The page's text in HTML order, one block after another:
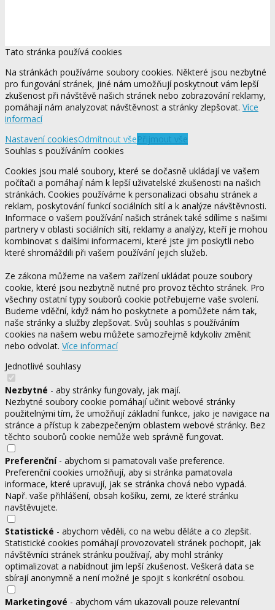
Tato stránka používá cookies
Na stránkách používáme soubory cookies. Některé jsou nezbytné
pro fungování stránek, jiné nám umožňují poskytnout vám lepší
zkušenost při návštěvě našich stránek nebo zobrazování reklamy,
pomáhají nám analyzovat návštěvnost a stránky zlepšovat. Více
informací
Nastavení cookiesOdmítnout všePřijmout vše
Souhlas s používáním cookies
Cookies jsou malé soubory, které se dočasně ukládají ve vašem
počítači a pomáhají nám k lepší uživatelské zkušenosti na našich
stránkách. Cookies používáme k personalizaci obsahu stránek a
reklam, poskytování funkcí sociálních sítí a k analýze návštěvnosti.
Informace o vašem používání našich stránek také sdílíme s našimi
partnery v oblasti sociálních sítí, reklamy a analýzy, kteří je mohou
kombinovat s dalšími informacemi, které jste jim poskytli nebo
které shromáždili při vašem používání jejich služeb.
Ze zákona můžeme na vašem zařízení ukládat pouze soubory
cookie, které jsou nezbytně nutné pro provoz těchto stránek. Pro
všechny ostatní typy souborů cookie potřebujeme vaše svolení.
Budeme vděční, když nám ho poskytnete a pomůžete nám tak,
naše stránky a služby zlepšovat. Svůj souhlas s používáním
cookies na našem webu můžete samozřejmě kdykoliv změnit
nebo odvolat. Více informací
Jednotlivé souhlasy
Nezbytné - aby stránky fungovaly, jak mají.
Nezbytné soubory cookie pomáhají učinit webové stránky
použitelnými tím, že umožňují základní funkce, jako je navigace na
stránce a přístup k zabezpečeným oblastem webové stránky. Bez
těchto souborů cookie nemůže web správně fungovat.
Preferenční- abychom si pamatovali vaše preference.
Preferenční cookies umožňují, aby si stránka pamatovala
informace, které upravují, jak se stránka chová nebo vypadá.
Např. vaše přihlášení, obsah košíku, zemi, ze které stránku
navštěvujete.
Statistické - abychom věděli, co na webu děláte a co zlepšit.
Statistické cookies pomáhají provozovateli stránek pochopit, jak
návštěvníci stránek stránku používají, aby mohl stránky
optimalizovat a nabídnout jim lepší zkušenost. Veškerá data se
sbírají anonymně a není možné je spojit s konkrétní osobou.
Marketingové - abychom vám ukazovali pouze relevantní